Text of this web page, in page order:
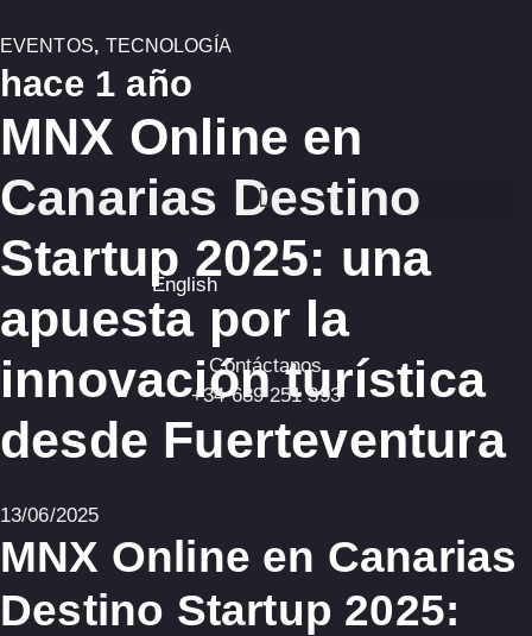
English
Contáctanos
+34 689 251 393
EVENTOS, TECNOLOGÍA
hace 1 año
MNX Online en
Canarias Destino
Startup 2025: una
apuesta por la
innovación turística
desde Fuerteventura
13/06/2025
MNX Online en Canarias
Destino Startup 2025: